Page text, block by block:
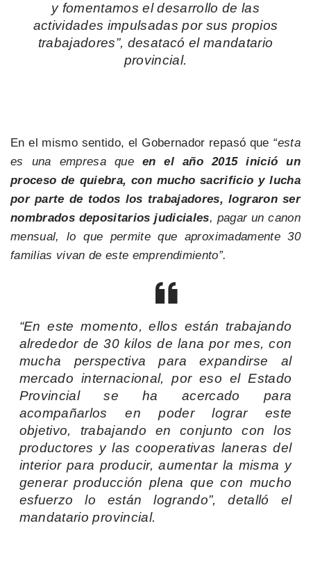
y fomentamos el desarrollo de las
actividades impulsadas por sus propios
trabajadores”, desatacó el mandatario
provincial.
En el mismo sentido, el Gobernador repasó que “esta
es una empresa que en el año 2015 inició un
proceso de quiebra, con mucho sacrificio y lucha
por parte de todos los trabajadores, lograron ser
nombrados depositarios judiciales, pagar un canon
mensual, lo que permite que aproximadamente 30
familias vivan de este emprendimiento”.
“En este momento, ellos están trabajando
alrededor de 30 kilos de lana por mes, con
mucha perspectiva para expandirse al
mercado internacional, por eso el Estado
Provincial se ha acercado para
acompañarlos en poder lograr este
objetivo, trabajando en conjunto con los
productores y las cooperativas laneras del
interior para producir, aumentar la misma y
generar producción plena que con mucho
esfuerzo lo están logrando”, detalló el
mandatario provincial.